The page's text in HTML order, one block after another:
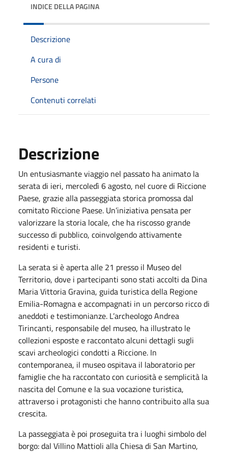
INDICE DELLA PAGINA
Descrizione
A cura di
Persone
Contenuti correlati
Descrizione
Un entusiasmante viaggio nel passato ha animato la
serata di ieri, mercoledì 6 agosto, nel cuore di Riccione
Paese, grazie alla passeggiata storica promossa dal
comitato Riccione Paese. Un’iniziativa pensata per
valorizzare la storia locale, che ha riscosso grande
successo di pubblico, coinvolgendo attivamente
residenti e turisti.
La serata si è aperta alle 21 presso il Museo del
Territorio, dove i partecipanti sono stati accolti da Dina
Maria Vittoria Gravina, guida turistica della Regione
Emilia-Romagna e accompagnati in un percorso ricco di
aneddoti e testimonianze. L’archeologo Andrea
Tirincanti, responsabile del museo, ha illustrato le
collezioni esposte e raccontato alcuni dettagli sugli
scavi archeologici condotti a Riccione. In
contemporanea, il museo ospitava il laboratorio per
famiglie che ha raccontato con curiosità e semplicità la
nascita del Comune e la sua vocazione turistica,
attraverso i protagonisti che hanno contribuito alla sua
crescita.
La passeggiata è poi proseguita tra i luoghi simbolo del
borgo: dal Villino Mattioli alla Chiesa di San Martino,